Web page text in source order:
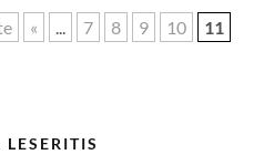
« ... 7 8 9 10 11
LESERITIS